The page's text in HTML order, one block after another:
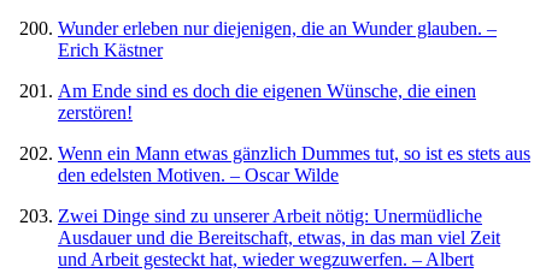
Wunder erleben nur diejenigen, die an Wunder glauben. –
Erich Kästner
Am Ende sind es doch die eigenen Wünsche, die einen
zerstören!
Wenn ein Mann etwas gänzlich Dummes tut, so ist es stets aus
den edelsten Motiven. – Oscar Wilde
Zwei Dinge sind zu unserer Arbeit nötig: Unermüdliche
Ausdauer und die Bereitschaft, etwas, in das man viel Zeit
und Arbeit gesteckt hat, wieder wegzuwerfen. – Albert